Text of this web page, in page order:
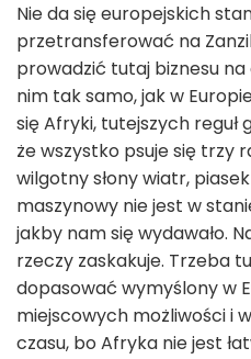
Nie da się europejskich
przetransferować na
prowadzić tutaj biznesu
nim tak samo, jak w
się Afryki, tutejszych reguł
że wszystko psuje się trzy
wilgotny słony wiatr,
maszynowy nie jest w
jakby nam się wydawało.
rzeczy zaskakuje. Trzeba
dopasować wymyślony w
miejscowych możliwości i
czasu, bo Afryka nie jest